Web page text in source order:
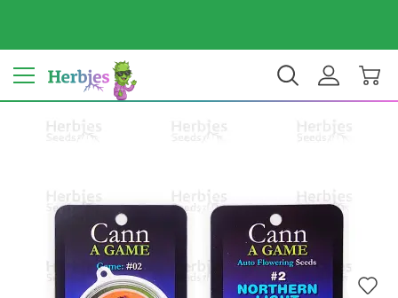
Dein Land: Vereinigte Staaten $ USD DE